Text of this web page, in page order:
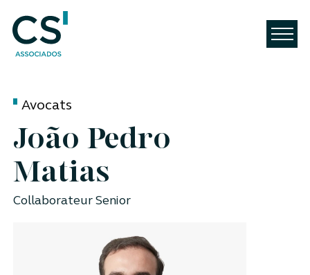
Avocats
João Pedro
Matias
Collaborateur Senior